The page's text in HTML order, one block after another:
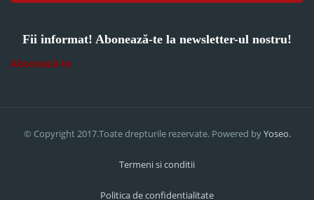
Fii informat! Abonează-te la newsletter-ul nostru!
Abonează-te
© Copyright 2017.Toate drepturile rezervate. Powered byYoseo.
Termeni si conditii
Politica de confidentialitate